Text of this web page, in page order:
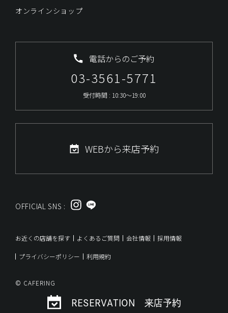
オンラインショップ
電話からのご予約
03-3561-5771
受付時間 : 10:30～19:00
WEBから来店予約
OFFICIAL SNS :
お近くの店舗を探す よくあるご質問 会社情報 採用情報
プライバシーポリシー 利用規約
© CAFERING
RESERVATION 来店予約